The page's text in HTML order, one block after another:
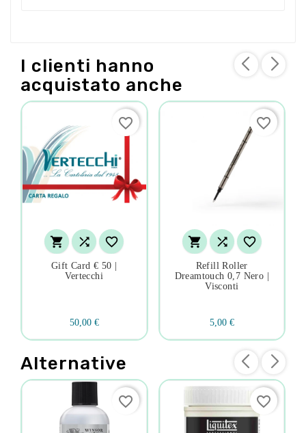
I clienti hanno
acquistato anche
  
Gift Card € 50 |
Vertecchi
50,00 €
favorite_border
  
Refill Roller
Dreamtouch 0,7 Nero |
Visconti
5,00 €
favorite_border
Alternative
favorite_border favorite_border